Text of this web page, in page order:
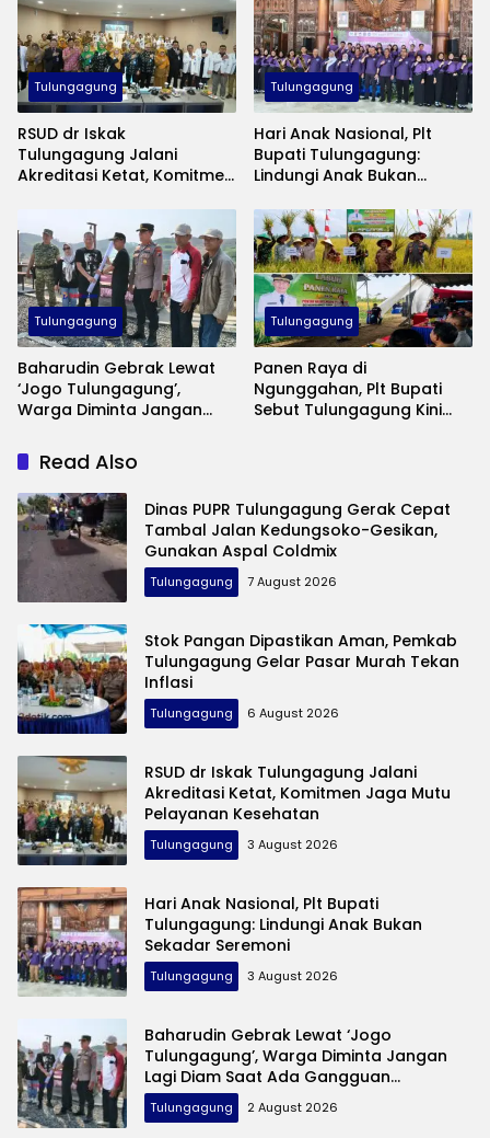
Tulungagung
RSUD dr Iskak
Tulungagung Jalani
Akreditasi Ketat, Komitmen
Kesehatan
Tulungagung
Hari Anak Nasional, Plt
Bupati Tulungagung:
Lindungi Anak Bukan
Tulungagung
Baharudin Gebrak Lewat
‘Jogo Tulungagung’,
Warga Diminta Jangan
Gangguan Keamanan
Tulungagung
Panen Raya di
Ngunggahan, Plt Bupati
Sebut Tulungagung Kini
Read Also
Dinas PUPR Tulungagung Gerak Cepat
Tambal Jalan Kedungsoko-Gesikan,
Gunakan Aspal Coldmix
Tulungagung 7 August 2026
Stok Pangan Dipastikan Aman, Pemkab
Tulungagung Gelar Pasar Murah Tekan
Inflasi
Tulungagung 6 August 2026
RSUD dr Iskak Tulungagung Jalani
Akreditasi Ketat, Komitmen Jaga Mutu
Pelayanan Kesehatan
Tulungagung 3 August 2026
Hari Anak Nasional, Plt Bupati
Tulungagung: Lindungi Anak Bukan
Sekadar Seremoni
Tulungagung 3 August 2026
Baharudin Gebrak Lewat ‘Jogo
Tulungagung’, Warga Diminta Jangan
Lagi Diam Saat Ada Gangguan
Keamanan
Tulungagung 2 August 2026